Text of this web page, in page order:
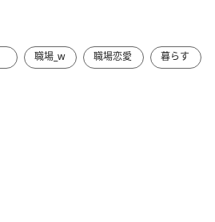
職場_w 職場恋愛
暮らす